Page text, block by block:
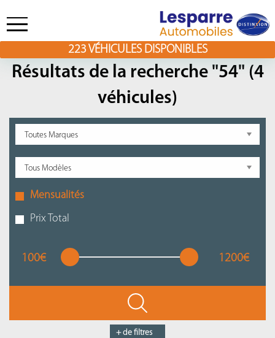
content
223VÉHICULES DISPONIBLES
Résultats de la recherche "54" (4
véhicules)
Mensualités
Prix Total
100€ 1200€
+ de filtres